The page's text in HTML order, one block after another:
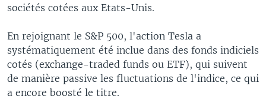
sociétés cotées aux Etats-Unis.
En rejoignant le S&P 500, l'action Tesla a
systématiquement été inclue dans des fonds indiciels
cotés (exchange-traded funds ou ETF), qui suivent
de manière passive les fluctuations de l'indice, ce qui
a encore boosté le titre.